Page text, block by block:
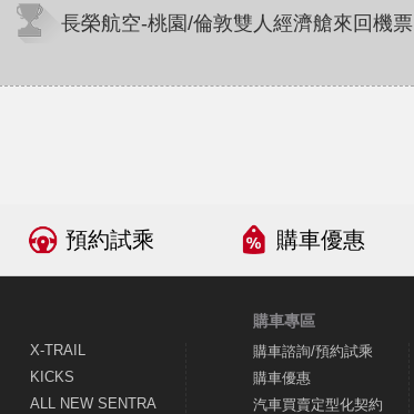
長榮航空-桃園/倫敦雙人經濟艙來回機票
預約試乘 購車優惠
X-TRAIL
KICKS
ALL NEW SENTRA
購車專區
購車諮詢/預約試乘
購車優惠
汽車買賣定型化契約